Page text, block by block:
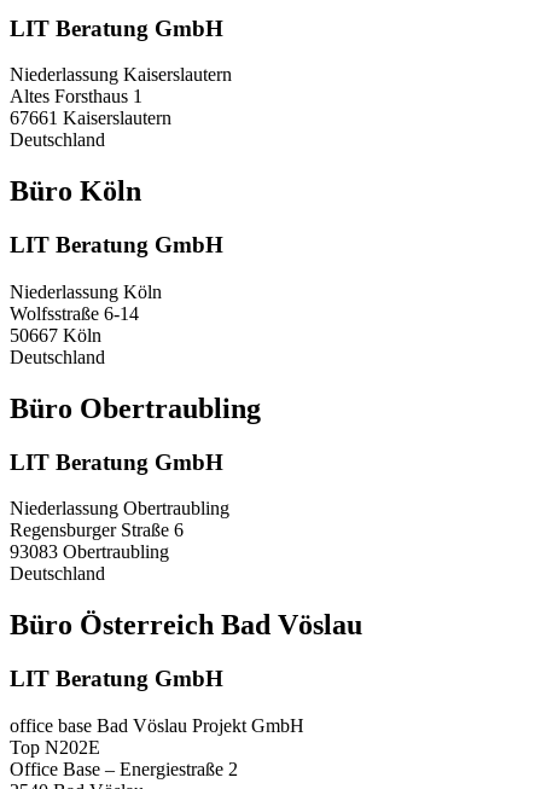
LIT Beratung GmbH
Niederlassung Kaiserslautern
Altes Forsthaus 1
67661 Kaiserslautern
Deutschland
Büro Köln
LIT Beratung GmbH
Niederlassung Köln
Wolfsstraße 6-14
50667 Köln
Deutschland
Büro Obertraubling
LIT Beratung GmbH
Niederlassung Obertraubling
Regensburger Straße 6
93083 Obertraubling
Deutschland
Büro Österreich Bad Vöslau
LIT Beratung GmbH
office base Bad Vöslau Projekt GmbH
Top N202E
Office Base – Energiestraße 2